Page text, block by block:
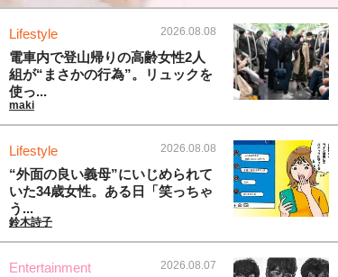
Lifestyle 2026.08.08
電車内で登山帰りの高齢女性2人
組が“まさかの行為”。リュックを
使っ...
maki
Lifestyle 2026.08.08
“外面の良い義母”にいじめられて
いた34歳女性。ある日「笑っちゃ
う...
鈴木詩子
Entertainment 2026.08.07